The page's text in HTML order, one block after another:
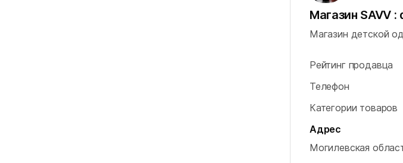
Магазин SAVV
Магазин детской
Рейтинг продавца
Телефон
Категории товаров
Адрес
Могилевская